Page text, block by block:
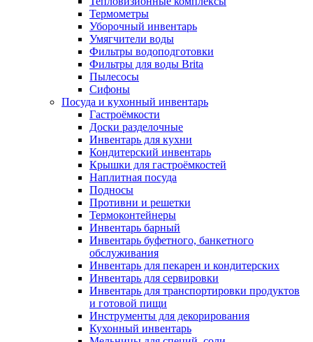
Термометры
Уборочный инвентарь
Умягчители воды
Фильтры водоподготовки
Фильтры для воды Brita
Пылесосы
Сифоны
Посуда и кухонный инвентарь
Гастроёмкости
Доски разделочные
Инвентарь для кухни
Кондитерский инвентарь
Крышки для гастроёмкостей
Наплитная посуда
Подносы
Противни и решетки
Термоконтейнеры
Инвентарь барный
Инвентарь буфетного, банкетного
обслуживания
Инвентарь для пекарен и кондитерских
Инвентарь для сервировки
Инвентарь для транспортировки продуктов
и готовой пищи
Инструменты для декорирования
Кухонный инвентарь